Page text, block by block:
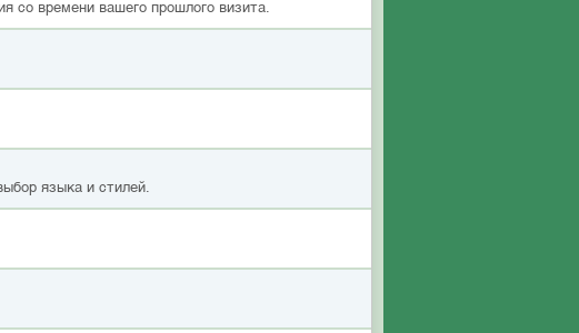
со времени вашего прошлого визита.
языка и стилей.